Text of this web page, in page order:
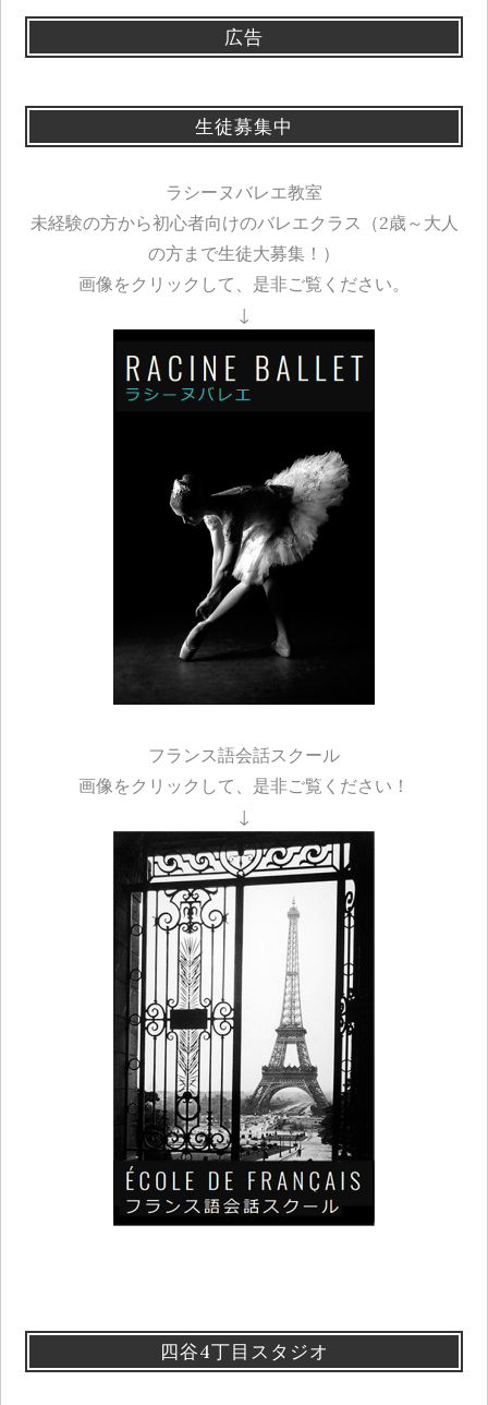
広告
生徒募集中
ラシーヌバレエ教室
未経験の方から初心者向けのバレエクラス（2歳～大人
の方まで生徒大募集！）
画像をクリックして、是非ご覧ください。
↓
フランス語会話スクール
画像をクリックして、是非ご覧ください！
↓
四谷4丁目スタジオ